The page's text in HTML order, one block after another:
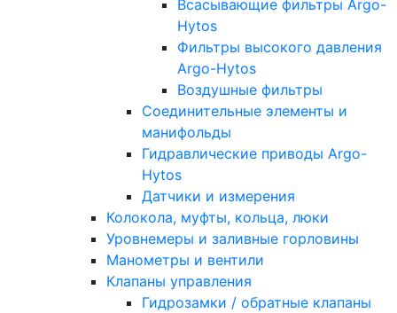
Всасывающие фильтры Argo-
Hytos
Фильтры высокого давления
Argo-Hytos
Воздушные фильтры
Соединительные элементы и
манифольды
Гидравлические приводы Argo-
Hytos
Датчики и измерения
Колокола, муфты, кольца, люки
Уровнемеры и заливные горловины
Манометры и вентили
Клапаны управления
Гидрозамки / обратные клапаны